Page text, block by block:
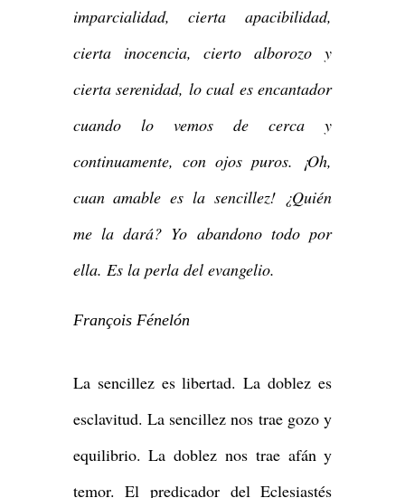
imparcialidad, cierta apacibilidad,
cierta inocencia, cierto alborozo y
cierta serenidad, lo cual es encantador
cuando lo vemos de cerca y
continuamente, con ojos puros. ¡Oh,
cuan amable es la sencillez! ¿Quién
me la dará? Yo abandono todo por
ella. Es la perla del evangelio.
François Fénelón
La sencillez es libertad. La doblez es
esclavitud. La sencillez nos trae gozo y
equilibrio. La doblez nos trae afán y
temor. El predicador del Eclesiastés